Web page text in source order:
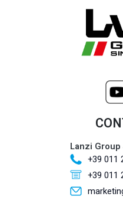
Lanzi Group
+39 011
+39 011